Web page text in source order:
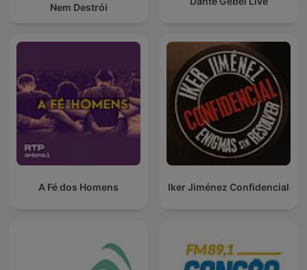
Nem Destrói
A Fé dos Homens Iker Jiménez Confidencial